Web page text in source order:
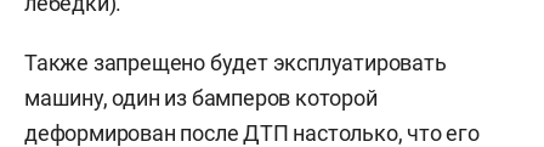
Также запрещено будет эксплуатировать
машину, один из бамперов которой
деформирован после ДТП настолько, что его